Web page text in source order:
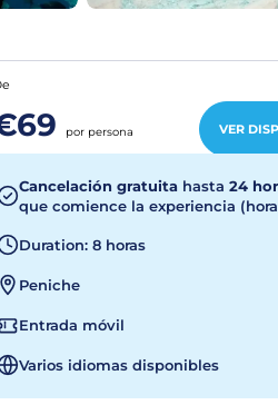
por persona VER
Cancelación gratuita hasta 24
que comience la experiencia
Duration: 8 horas
Peniche
Entrada móvil
Varios idiomas disponibles